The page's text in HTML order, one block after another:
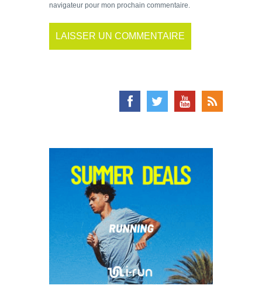
navigateur pour mon prochain commentaire.